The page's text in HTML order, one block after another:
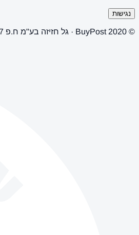
נגישות
© 2020 BuyPost · גל חזיזה בע"מ ח.פ 516149457. כל הזכויות שמורות.